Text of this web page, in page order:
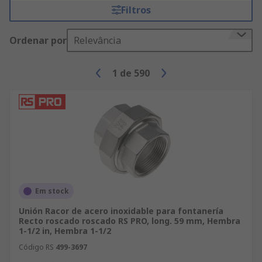
¿Cuáles son los principales tipos de
tuberías domésticas?
PVC (líneas de aguas residuales)
Cobre rígido (proporciona un entorno que
dificulta la proliferación de bacterias)
ABS (no tóxico y resistente a la abrasión)
Cobre flexible (suministro de agua caliente
óxido)
Hierro fundido (para tuberías de desecho)
¿En qué se diferencian las tuberías de los
Filtros
Ordenar por Relevância
1 de 590
Em stock
Unión Racor de acero inoxidable para fontanería
Recto roscado roscado RS PRO, long. 59 mm, Hembra
1-1/2 in, Hembra 1-1/2
Código RS 499-3697